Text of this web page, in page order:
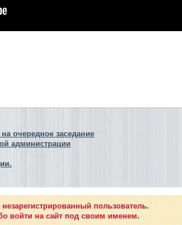
очередное заседание
администрации
пользователь.
войти на сайт под своим именем.